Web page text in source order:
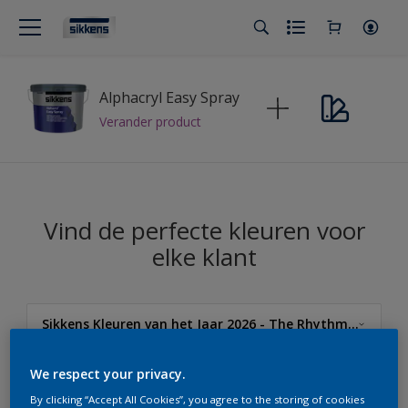
Alphacryl Easy Spray
Verander product
Vind de perfecte kleuren voor
elke klant
Sikkens Kleuren van het Jaar 2026 - The Rhythm of Blues
Sikkens
We respect your privacy.
By clicking “Accept All Cookies”, you agree to the storing of cookies